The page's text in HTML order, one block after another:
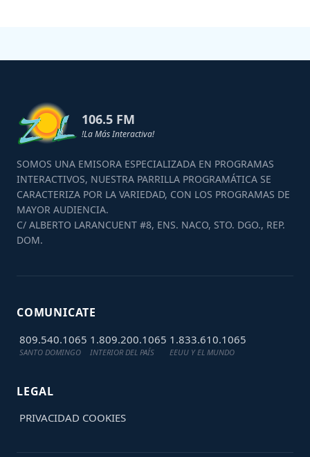
106.5 FM
!La Más Interactiva!
SOMOS UNA EMISORA ESPECIALIZADA EN PROGRAMAS
INTERACTIVOS, NUESTRA PARRILLA PROGRAMÁTICA SE
CARACTERIZA POR LA VARIEDAD, CON LOS PROGRAMAS DE
MAYOR AUDIENCIA.
C/ ALBERTO LARANCUENT #8, ENS. NACO, STO. DGO., REP.
DOM.
COMUNICATE
809.540.1065
SANTO DOMINGO
1.809.200.1065
INTERIOR DEL PAÍS
1.833.610.1065
EEUU Y EL MUNDO
LEGAL
PRIVACIDAD COOKIES